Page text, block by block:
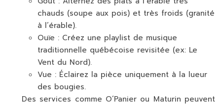
chauds (soupe aux pois) et très froids (granité
à l’érable).
Ouïe : Créez une playlist de musique
traditionnelle québécoise revisitée (ex: Le
Vent du Nord).
Vue : Éclairez la pièce uniquement à la lueur
des bougies.
Des services comme O’Panier ou Maturin peuvent